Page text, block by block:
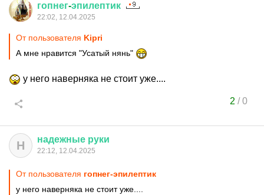
гопнег-эпилептик
22:02, 12.04.2025
От пользователя Kipri
А мне нравится "Усатый нянь"
у него наверняка не стоит уже....
2/0
Н надежные руки
22:12, 12.04.2025
От пользователя гопнег-эпилептик
у него наверняка не стоит уже....